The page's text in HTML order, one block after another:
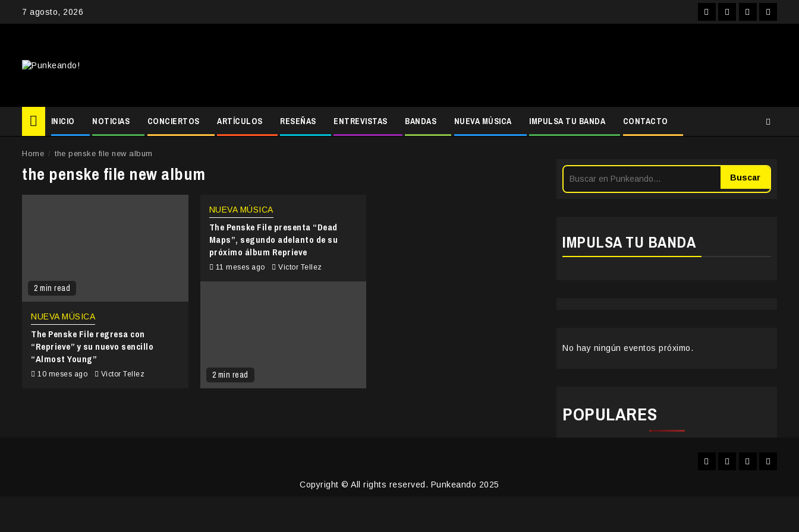
7 agosto, 2026 FacebookInstagram
YouTubeTwitter
INICIO NOTICIAS CONCIERTOS ARTÍCULOS RESEÑAS ENTREVISTAS BANDAS NUEVA MÚSICA IMPULSA TU BANDA CONTACTO
Home the penske file new album
the penske file new album
2 min read
NUEVA MÚSICA
The Penske File regresa con
“Reprieve” y su nuevo sencillo
“Almost Young”
10 meses ago Victor Tellez 2 min read
NUEVA MÚSICA
The Penske File presenta “Dead
Maps”, segundo adelanto de su
próximo álbum Reprieve
11 meses ago Victor Tellez
Buscar
IMPULSA TU BANDA
No hay ningún eventos próximo.
POPULARES
FacebookInstagram
YouTubeTwitter
Copyright © All rights reserved. Punkeando 2025